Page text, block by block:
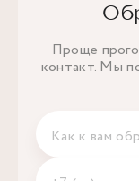
Проще
контакт. Мы